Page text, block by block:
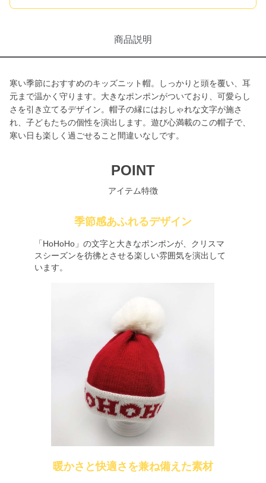
商品説明
寒い季節におすすめのキッズニット帽。しっかりと頭を覆い、耳
元まで温かく守ります。大きなポンポンがついており、可愛らし
さを引き立てるデザイン。帽子の縁にはおしゃれな文字が施さ
れ、子どもたちの個性を演出します。遊び心満載のこの帽子で、
寒い日も楽しく過ごせること間違いなしです。
POINT
アイテム特徴
季節感あふれるデザイン
「HoHoHo」の文字と大きなポンポンが、クリスマ
スシーズンを彷彿とさせる楽しい雰囲気を演出して
います。
暖かさと快適さを兼ね備えた素材